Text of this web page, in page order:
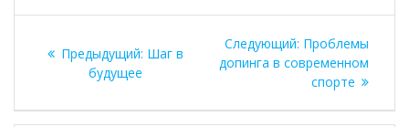
записям
Предыдущий: Предыдущая
Шаг в
будущее
Следующий: Следующая
запись:
Проблемы
допинга в современном
спорте